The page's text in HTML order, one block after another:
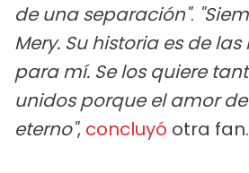
de una separación".
Mery. Su historia es de
para mí. Se los quiere
unidos porque el amor
eterno", concluyó otra fan.